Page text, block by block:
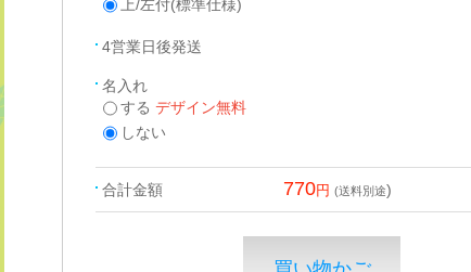
上/左付(標準仕様)
4営業日後発送
名入れ
する デザイン無料
しない
合計金額 770 (送料別途)